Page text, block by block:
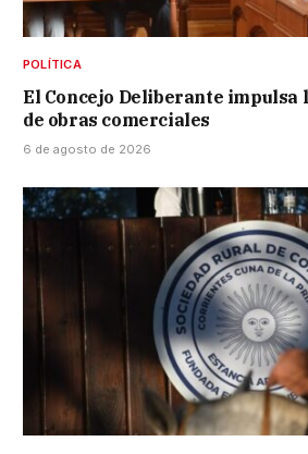
POLÍTICA
El Concejo Deliberante
de obras comerciales
6 de agosto de 2026